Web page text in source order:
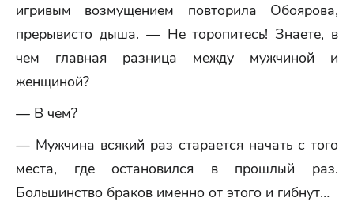
игривым возмущением повторила Обоярова,
прерывисто дыша. — Не торопитесь! Знаете, в
чем главная разница между мужчиной и
женщиной?
— В чем?
— Мужчина всякий раз старается начать с того
места, где остановился в прошлый раз.
Большинство браков именно от этого и гибнут…